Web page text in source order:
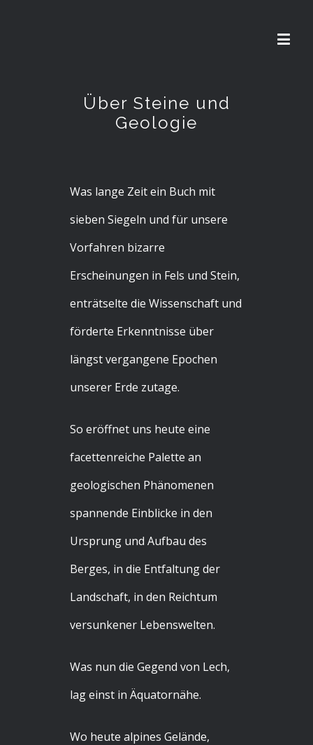
Über Steine und
Geologie
Was lange Zeit ein Buch mit
sieben Siegeln und für unsere
Vorfahren bizarre
Erscheinungen in Fels und Stein,
enträtselte die Wissenschaft und
förderte Erkenntnisse über
längst vergangene Epochen
unserer Erde zutage.
So eröffnet uns heute eine
facettenreiche Palette an
geologischen Phänomenen
spannende Einblicke in den
Ursprung und Aufbau des
Berges, in die Entfaltung der
Landschaft, in den Reichtum
versunkener Lebenswelten.
Was nun die Gegend von Lech,
lag einst in Äquatornähe.
Wo heute alpines Gelände,